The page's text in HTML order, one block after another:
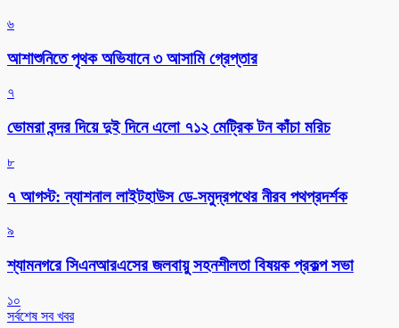
৬
আশাশুনিতে পৃথক অভিযানে ৩ আসামি গ্রেপ্তার
৭
ভোমরা বন্দর দিয়ে দুই দিনে এলো ৭১২ মেট্রিক টন কাঁচা মরিচ
৮
৭ আগস্ট: ন্যাশনাল লাইটহাউস ডে-সমুদ্রপথের নীরব পথপ্রদর্শক
৯
শ্যামনগরে সিএনআরএসের জলবায়ু সহনশীলতা বিষয়ক প্রকল্প সভা
১০
সর্বশেষ সব খবর